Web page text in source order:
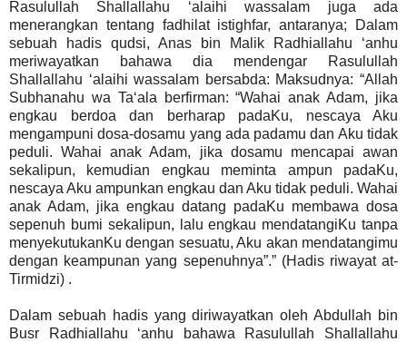
Rasulullah Shallallahu ‘alaihi wassalam juga ada
menerangkan tentang fadhilat istighfar, antaranya; Dalam
sebuah hadis qudsi, Anas bin Malik Radhiallahu ‘anhu
meriwayatkan bahawa dia mendengar Rasulullah
Shallallahu ‘alaihi wassalam bersabda: Maksudnya: “Allah
Subhanahu wa Ta‘ala berfirman: “Wahai anak Adam, jika
engkau berdoa dan berharap padaKu, nescaya Aku
mengampuni dosa-dosamu yang ada padamu dan Aku tidak
peduli. Wahai anak Adam, jika dosamu mencapai awan
sekalipun, kemudian engkau meminta ampun padaKu,
nescaya Aku ampunkan engkau dan Aku tidak peduli. Wahai
anak Adam, jika engkau datang padaKu membawa dosa
sepenuh bumi sekalipun, lalu engkau mendatangiKu tanpa
menyekutukanKu dengan sesuatu, Aku akan mendatangimu
dengan keampunan yang sepenuhnya”.” (Hadis riwayat at-
Tirmidzi) .
Dalam sebuah hadis yang diriwayatkan oleh Abdullah bin
Busr Radhiallahu ‘anhu bahawa Rasulullah Shallallahu